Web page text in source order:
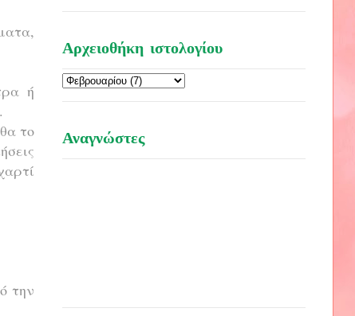
ή
το
την
Αρχειοθήκη ιστολογίου
Αναγνώστες